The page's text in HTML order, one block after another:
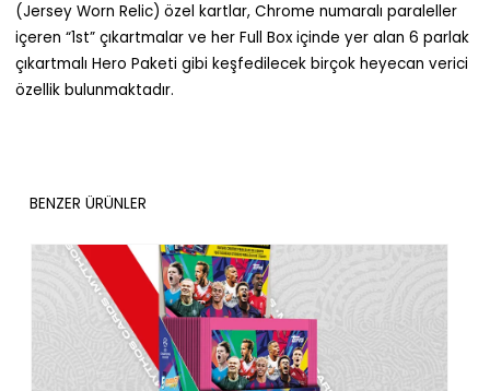
(Jersey Worn Relic) özel kartlar, Chrome numaralı paraleller
içeren “1st” çıkartmalar ve her Full Box içinde yer alan 6 parlak
çıkartmalı Hero Paketi gibi keşfedilecek birçok heyecan verici
özellik bulunmaktadır.
BENZER ÜRÜNLER